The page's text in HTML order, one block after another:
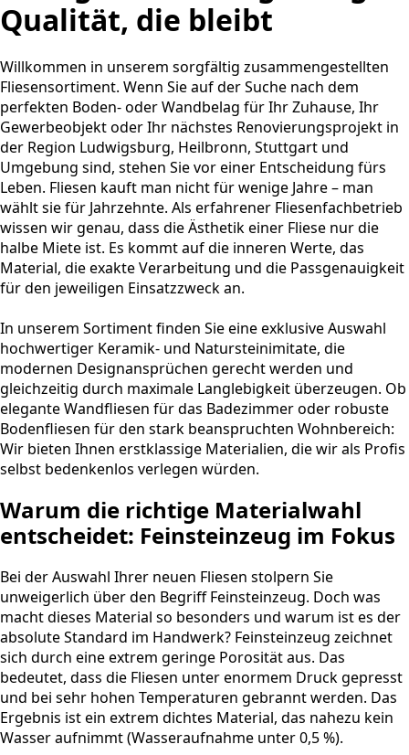
Qualität, die bleibt
Willkommen in unserem sorgfältig zusammengestellten
Fliesensortiment. Wenn Sie auf der Suche nach dem
perfekten Boden- oder Wandbelag für Ihr Zuhause, Ihr
Gewerbeobjekt oder Ihr nächstes Renovierungsprojekt in
der Region Ludwigsburg, Heilbronn, Stuttgart und
Umgebung sind, stehen Sie vor einer Entscheidung fürs
Leben. Fliesen kauft man nicht für wenige Jahre – man
wählt sie für Jahrzehnte. Als erfahrener Fliesenfachbetrieb
wissen wir genau, dass die Ästhetik einer Fliese nur die
halbe Miete ist. Es kommt auf die inneren Werte, das
Material, die exakte Verarbeitung und die Passgenauigkeit
für den jeweiligen Einsatzzweck an.
In unserem Sortiment finden Sie eine exklusive Auswahl
hochwertiger Keramik- und Natursteinimitate, die
modernen Designansprüchen gerecht werden und
gleichzeitig durch maximale Langlebigkeit überzeugen. Ob
elegante Wandfliesen für das Badezimmer oder robuste
Bodenfliesen für den stark beanspruchten Wohnbereich:
Wir bieten Ihnen erstklassige Materialien, die wir als Profis
selbst bedenkenlos verlegen würden.
Warum die richtige Materialwahl
entscheidet: Feinsteinzeug im Fokus
Bei der Auswahl Ihrer neuen Fliesen stolpern Sie
unweigerlich über den Begriff Feinsteinzeug. Doch was
macht dieses Material so besonders und warum ist es der
absolute Standard im Handwerk? Feinsteinzeug zeichnet
sich durch eine extrem geringe Porosität aus. Das
bedeutet, dass die Fliesen unter enormem Druck gepresst
und bei sehr hohen Temperaturen gebrannt werden. Das
Ergebnis ist ein extrem dichtes Material, das nahezu kein
Wasser aufnimmt (Wasseraufnahme unter 0,5 %).